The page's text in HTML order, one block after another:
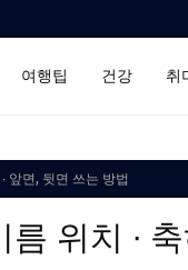
여행팁 건강 취
앞면, 뒷면 쓰는 방법
위치 ∙